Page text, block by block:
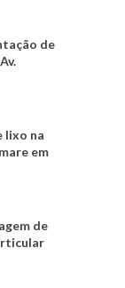
de
lixo na
em
de